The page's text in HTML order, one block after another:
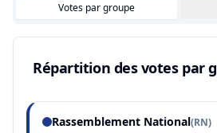
Votes par groupe
Répartition des votes par
Rassemblement National(RN)